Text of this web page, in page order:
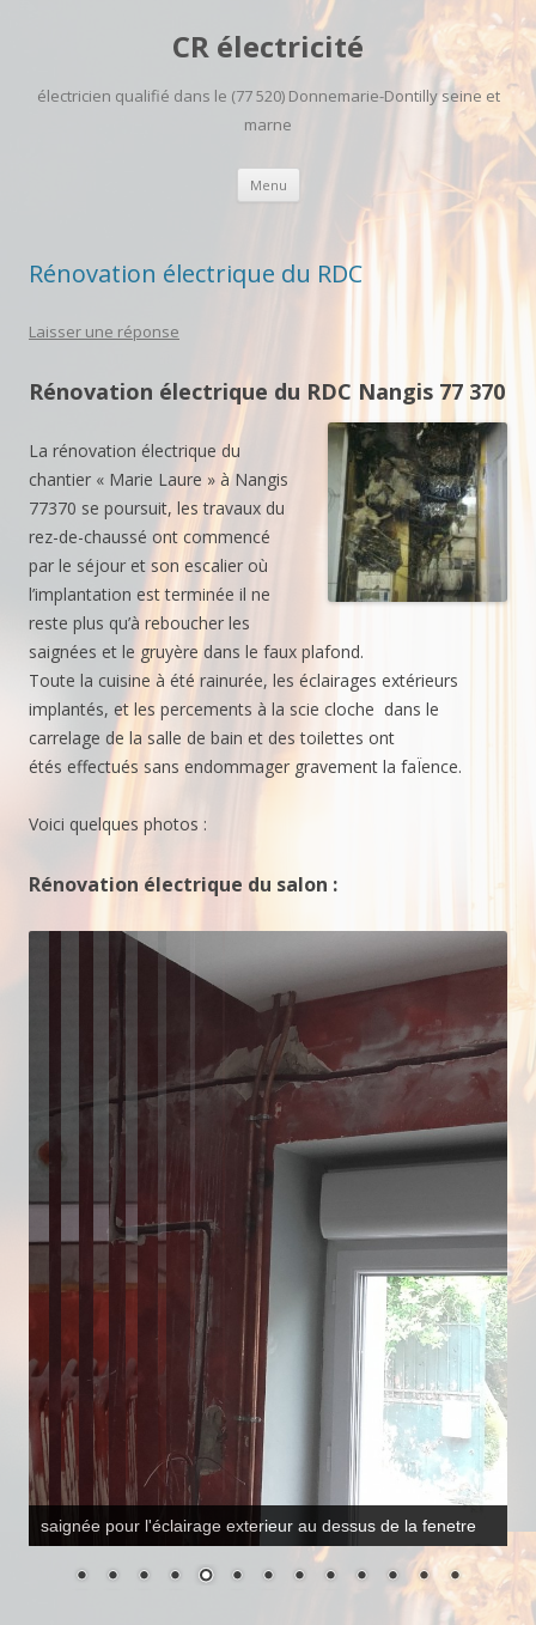
CR électricité
électricien qualifié dans le (77 520) Donnemarie-Dontilly seine et
marne
Menu
contenu
principal
Rénovation électrique du RDC
Laisser une réponse
Rénovation électrique du RDC Nangis 77 370
La rénovation électrique du
chantier « Marie Laure » à Nangis
77370 se poursuit, les travaux du
rez-de-chaussé ont commencé
par le séjour et son escalier où
l’implantation est terminée il ne
reste plus qu’à reboucher les
saignées et le gruyère dans le faux plafond.
Toute la cuisine à été rainurée, les éclairages extérieurs
implantés, et les percements à la scie cloche dans le
carrelage de la salle de bain et des toilettes ont
étés effectués sans endommager gravement la faÏence.
Voici quelques photos :
Rénovation électrique du salon :
saignée et mise en palce des gaine électrique pour le volet
roulant